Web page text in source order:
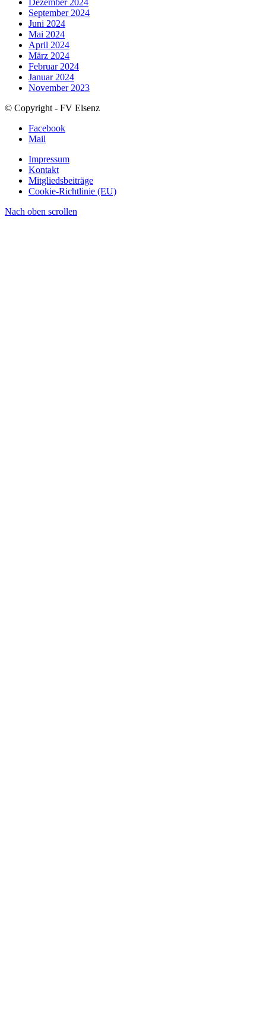
Dezember 2024
September 2024
Juni 2024
Mai 2024
April 2024
März 2024
Februar 2024
Januar 2024
November 2023
© Copyright - FV Elsenz
Facebook
Mail
Impressum
Kontakt
Mitgliedsbeiträge
Cookie-Richtlinie (EU)
Nach oben scrollen